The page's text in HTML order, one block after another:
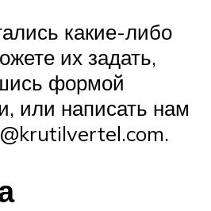
какие-либо
их задать,
формой
или написать нам